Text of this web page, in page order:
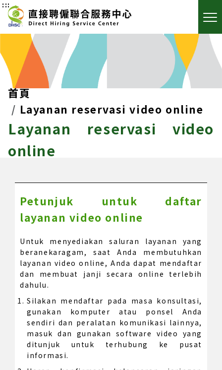
:::
首頁
Layanan reservasi video online
Layanan reservasi video
online
Petunjuk untuk daftar
layanan video online
Untuk menyediakan saluran layanan yang
beranekaragam, saat Anda membutuhkan
layanan video online, Anda dapat mendaftar
dan membuat janji secara online terlebih
dahulu.
Silakan mendaftar pada masa konsultasi,
gunakan komputer atau ponsel Anda
sendiri dan peralatan komunikasi lainnya,
masuk dan gunakan software video yang
ditunjuk untuk terhubung ke pusat
informasi.